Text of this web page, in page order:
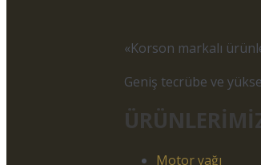
«Korson markalı
Geniş tecrübe ve
Motor yağı